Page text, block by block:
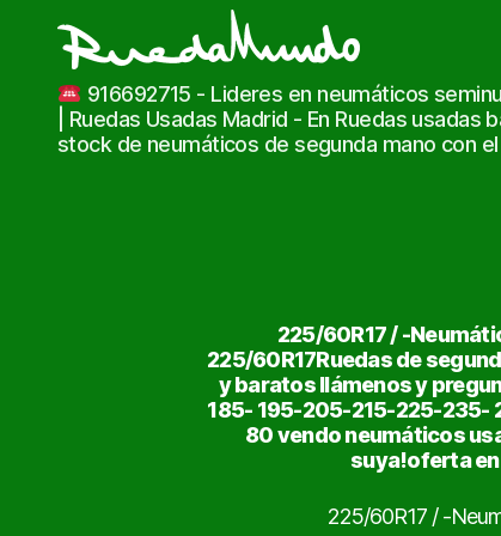
Ruedas
Usadas
Baratas
|
916692715 - Lideres en neumáticos
| Ruedas Usadas Madrid - En Ruedas
stock de neumáticos de segunda mano con
225/60R17 / -
225/60R17Ruedas de
y baratos llámenos y
185- 195-205-215-225-
80 vendo neumáticos
suya!oferta
225/60R17 / -